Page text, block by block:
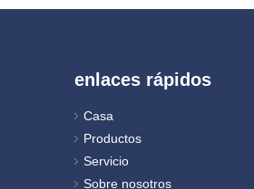
enlaces rápidos
Casa
Productos
Servicio
Sobre nosotros